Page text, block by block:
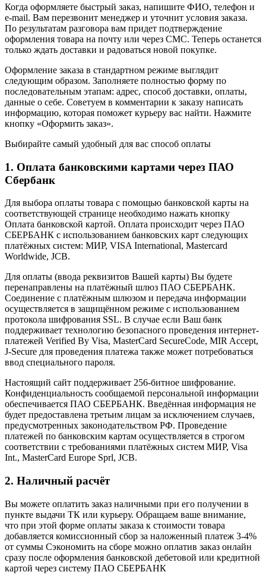
Когда оформляете быстрый заказ, напишите ФИО, телефон и
e-mail. Вам перезвонит менеджер и уточнит условия заказа.
По результатам разговора вам придет подтверждение
оформления товара на почту или через СМС. Теперь останется
только ждать доставки и радоваться новой покупке.
Оформление заказа в стандартном режиме выглядит
следующим образом. Заполняете полностью форму по
последовательным этапам: адрес, способ доставки, оплаты,
данные о себе. Советуем в комментарии к заказу написать
информацию, которая поможет курьеру вас найти. Нажмите
кнопку «Оформить заказ».
Выбирайте самый удобный для вас способ оплаты
1. Оплата банковскими картами через ПАО
Сбербанк
Для выбора оплаты товара с помощью банковской карты на
соответствующей странице необходимо нажать кнопку
Оплата банковской картой. Оплата происходит через ПАО
СБЕРБАНК с использованием банковских карт следующих
платёжных систем: МИР, VISA International, Mastercard
Worldwide, JCB.
Для оплаты (ввода реквизитов Вашей карты) Вы будете
перенаправлены на платёжный шлюз ПАО СБЕРБАНК.
Соединение с платёжным шлюзом и передача информации
осуществляется в защищённом режиме с использованием
протокола шифрования SSL. В случае если Ваш банк
поддерживает технологию безопасного проведения интернет-
платежей Verified By Visa, MasterCard SecureCode, MIR Accept,
J-Secure для проведения платежа также может потребоваться
ввод специального пароля.
Настоящий сайт поддерживает 256-битное шифрование.
Конфиденциальность сообщаемой персональной информации
обеспечивается ПАО СБЕРБАНК. Введённая информация не
будет предоставлена третьим лицам за исключением случаев,
предусмотренных законодательством РФ. Проведение
платежей по банковским картам осуществляется в строгом
соответствии с требованиями платёжных систем МИР, Visa
Int., MasterCard Europe Sprl, JCB.
2. Наличный расчёт
Вы можете оплатить заказ наличными при его получении в
пункте выдачи ТК или курьеру. Обращаем ваше внимание,
что при этой форме оплаты заказа к стоимости товара
добавляется комиссионный сбор за наложенный платеж 3-4%
от суммы Сэкономить на сборе можно оплатив заказ онлайн
сразу после оформления банковской дебетовой или кредитной
картой через систему ПАО СБЕРБАНК